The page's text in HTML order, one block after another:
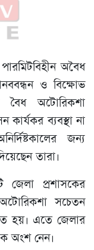
অবৈধ
ও বিক্ষোভ
বৈধ অটোরিকশা
কার্যকর ব্যবস্থা না
জন্য
তারা।
জেলা প্রশাসকের
অটোরিকশা সচেতন
হয়। এতে জেলার
অংশ নেন।